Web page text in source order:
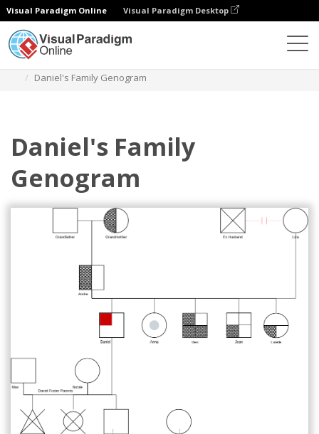
Visual Paradigm Online Visual Paradigm Desktop
Daniel's Family Genogram
Daniel's Family
Genogram